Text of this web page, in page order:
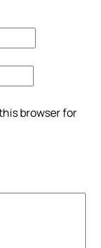
browser for